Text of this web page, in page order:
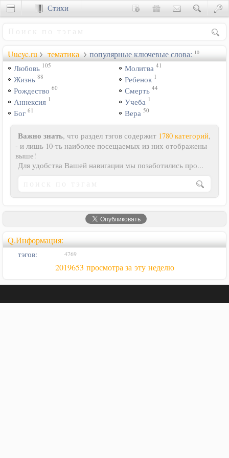
Uucyc.ru тематика популярные ключевые слова: 10
Любовь 105
Жизнь 88
Рождество 60
Аннексия 1
Бог 61
Молитва 41
Ребенок 1
Смерть 44
Учеба 1
Вера 50
Важно знать, что раздел тэгов содержит 1780 категорий,
- и лишь 10-ть наиболее посещаемых из них отображены
выше!
Для удобства Вашей навигации мы позаботились про...
Q.Информация:
тэгов: 4769
2019653 просмотра за эту неделю
Стихи